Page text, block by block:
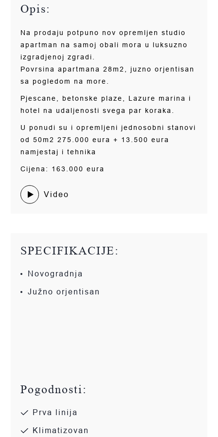
Opis:
Na prodaju potpuno nov opremljen studio
apartman na samoj obali mora u luksuzno
izgradjenoj zgradi.
Povrsina apartmana 28m2, juzno orjentisan
sa pogledom na more.
Pjescane, betonske plaze, Lazure marina i
hotel na udaljenosti svega par koraka.
U ponudi su i opremljeni jednosobni stanovi
od 50m2 275.000 eura + 13.500 eura
namjestaj i tehnika
Cijena: 163.000 eura
Video
SPECIFIKACIJE:
Novogradnja
Južno orjentisan
Pogodnosti:
Prva linija
Klimatizovan